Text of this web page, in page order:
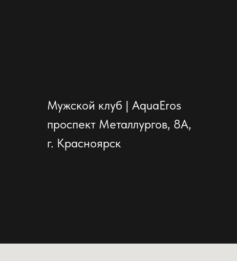
Мужской клуб | AquaEros
проспект Металлургов, 8А,
г. Красноярск